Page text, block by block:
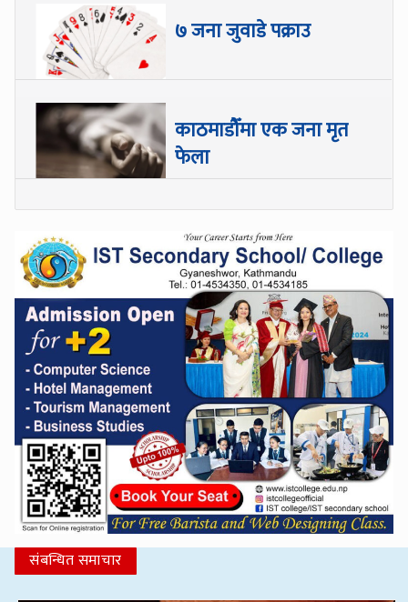
७ जना जुवाडे पक्राउ
काठमाडौँमा एक जना मृत
फेला
संबन्धित समाचार